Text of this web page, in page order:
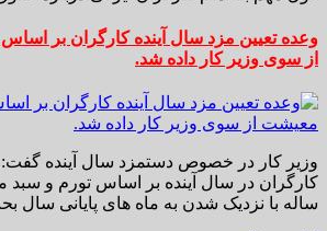
وعده تعیین مزد سال آینده کارگران بر
از سوی وزیر کار داده شد.
وزیر کار در خصوص دستمزد سال آینده گفت:
کارگران در سال آینده بر اساس تورم و سبد
ساله با نزدیک شدن به ماه های پایانی سال